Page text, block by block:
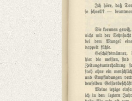
Language
German